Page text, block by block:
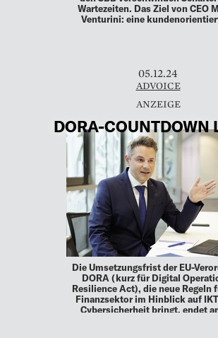
Wartezeiten. Das Ziel von CEO
Venturini: eine
05.12.24
ADVOICE
DORA-­COUNTDOWN
Die Umsetzungsfrist der EU-
DORA (kurz für Digital
Resilience Act), die neue Regeln
Finanzsektor im Hinblick auf
Cybersicherheit bringt, endet